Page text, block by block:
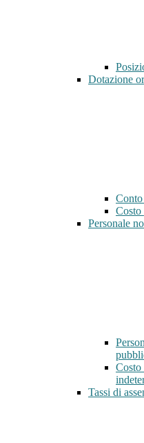
Dotazione
Conto
Costo
Personale
Costo
Tassi di